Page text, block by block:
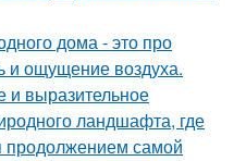
дома - это про
и ощущение воздуха.
и выразительное
ландшафта, где
продолжением самой